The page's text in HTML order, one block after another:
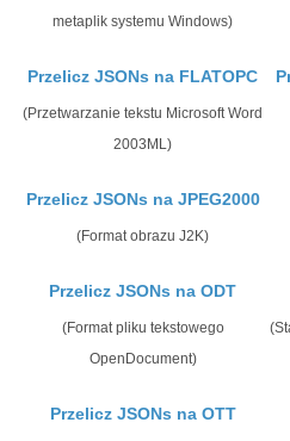
metaplik systemu Windows)
Przelicz JSONs na FLATOPC
(Przetwarzanie tekstu Microsoft Word
2003ML)
Przelicz JSONs na JPEG2000
(Format obrazu J2K)
Przelicz JSONs na ODT
(Format pliku tekstowego
OpenDocument)
Przelicz JSONs na OTT